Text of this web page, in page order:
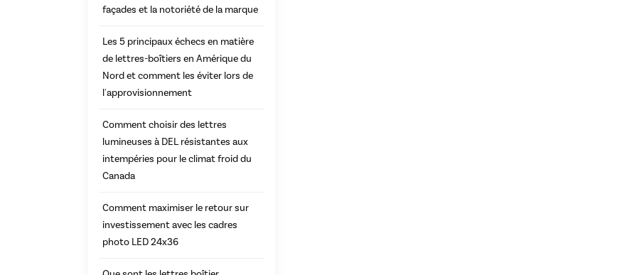
façades et la notoriété de la marque
Les 5 principaux échecs en matière
de lettres-boîtiers en Amérique du
Nord et comment les éviter lors de
l'approvisionnement
Comment choisir des lettres
lumineuses à DEL résistantes aux
intempéries pour le climat froid du
Canada
Comment maximiser le retour sur
investissement avec les cadres
photo LED 24x36